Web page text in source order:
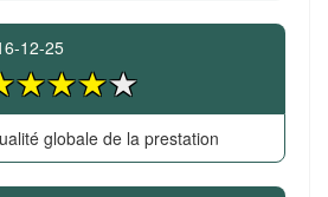
12-25
globale de la prestation